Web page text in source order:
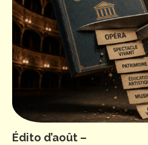
Édito d’août –